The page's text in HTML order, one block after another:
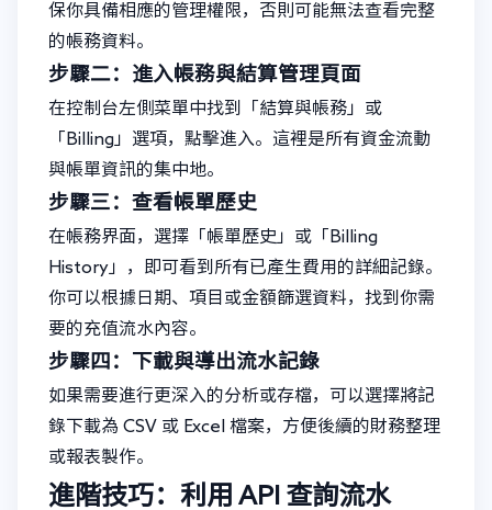
保你具備相應的管理權限，否則可能無法查看完整
的帳務資料。
步驟二：進入帳務與結算管理頁面
在控制台左側菜單中找到「結算與帳務」或
「Billing」選項，點擊進入。這裡是所有資金流動
與帳單資訊的集中地。
步驟三：查看帳單歷史
在帳務界面，選擇「帳單歷史」或「Billing
History」，即可看到所有已產生費用的詳細記錄。
你可以根據日期、項目或金額篩選資料，找到你需
要的充值流水內容。
步驟四：下載與導出流水記錄
如果需要進行更深入的分析或存檔，可以選擇將記
錄下載為 CSV 或 Excel 檔案，方便後續的財務整理
或報表製作。
進階技巧：利用 API 查詢流水